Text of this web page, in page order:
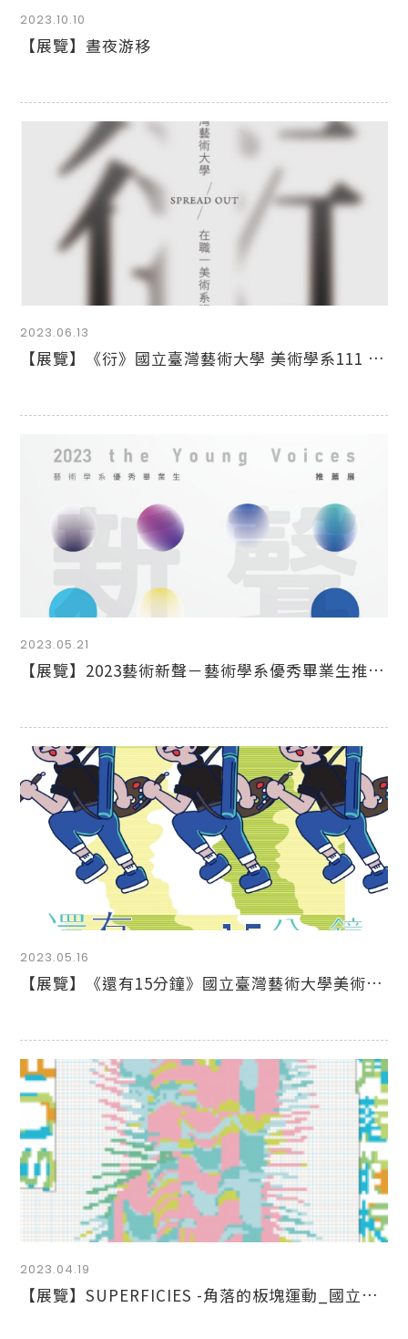
2023.10.10
【展覽】晝夜游移
2023.06.13
【展覽】《衍》國立臺灣藝術大學 美術學系111 學年度在職專班班展
2023.05.21
【展覽】2023藝術新聲－藝術學系優秀畢業生推薦展
2023.05.16
【展覽】《還有15分鐘》國立臺灣藝術大學美術系 110級在職專班畢業展
2023.04.19
【展覽】SUPERFICIES -角落的板塊運動_國立臺灣藝術大學_美術學系108級_日夜學士班畢業展